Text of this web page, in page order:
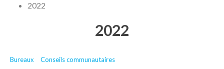
2022
2022
Bureaux
Conseils communautaires